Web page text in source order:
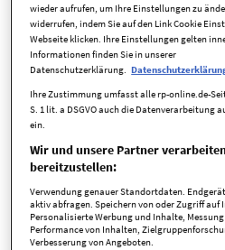
Eckdaten
Zimmer
verfügbar ab
Anbieter-ID
wieder aufrufen, um Ihre Einstellungen zu
widerrufen, indem Sie auf den Link Cookie
Webseite klicken. Ihre Einstellungen gelten
Informationen finden Sie in unserer
Datenschutzerklärung.
Ihre Zustimmung umfasst alle rp-online.de-
S. 1 lit. a DSGVO auch die Datenverarbeitung
ein.
Wir und unsere Partner
bereitzustellen:
Verwendung genauer Standortdaten.
aktiv abfragen. Speichern von oder Zugriff
Personalisierte Werbung und Inhalte,
Performance von Inhalten,
Verbesserung von Angeboten.